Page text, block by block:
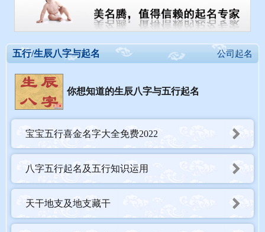
公司起名
五行/生辰八字与起名
你想知道的生辰八字与五行起名
宝宝五行喜金名字大全免费2022
八字五行起名及五行知识运用
天干地支及地支藏干